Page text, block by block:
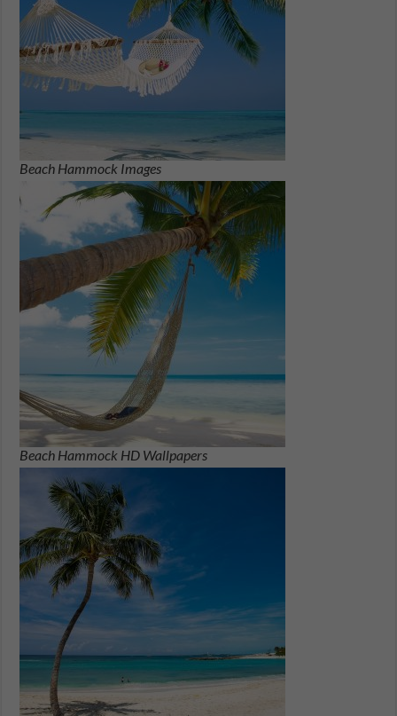
Beach Hammock Images
Beach Hammock HD Wallpapers